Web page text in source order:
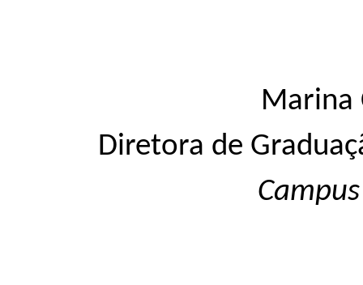
Marina
Diretora de
Campus